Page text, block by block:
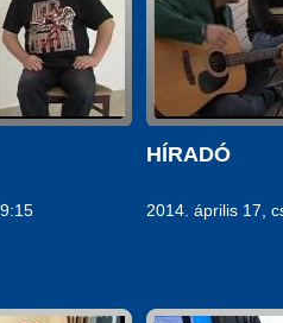
HÍRADÓ
2014. április 17,